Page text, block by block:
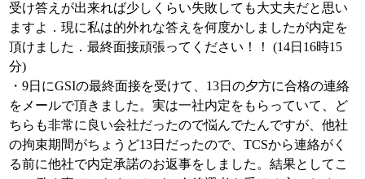
受け答えが出来れば少しくらい失敗しても大丈夫だと思い
ますよ．現に私は的外れな答えを何度かしましたが内定を
頂けました．最終面接頑張ってください！！ (14日16時15
分)
・9日にGSIの最終面接を受けて、13日の夕方に合格の連絡
をメールで頂きました。実は一社内定をもらっていて、ど
ちらも非常に良い会社だったので悩んでたんですが、他社
の拘束期間がちょうど13日だったので、TCSから連絡がく
る前に他社で内定承諾のお返事をしました。結果としてこ